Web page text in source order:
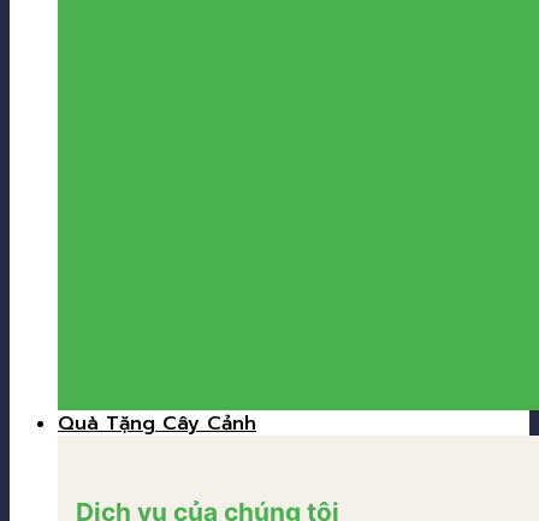
Quà Tặng Cây Cảnh
Dịch vụ của chúng tôi